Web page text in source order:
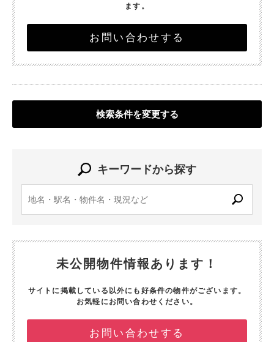
ます。
お問い合わせする
検索条件を変更する
キーワードから探す
未公開物件情報あります！
サイトに掲載している以外にも好条件の物件がございます。
お気軽にお問い合わせください。
お問い合わせする